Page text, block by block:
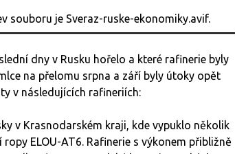
dny v Rusku hořelo a které rafinerie byly
na přelomu srpna a září byly útoky opět
v následujících rafineriích:
v Krasnodarském kraji, kde vypuklo několik
ELOU-AT6. Rafinerie s výkonem přibližně